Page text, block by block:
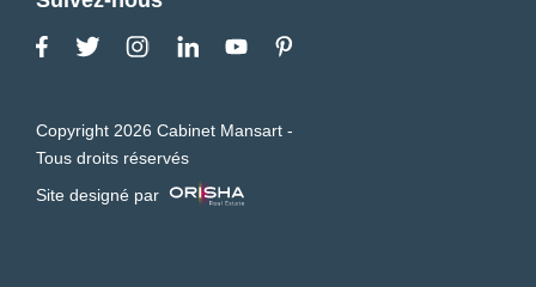
Copyright 2026 Cabinet Mansart -
Tous droits réservés
Site designé par